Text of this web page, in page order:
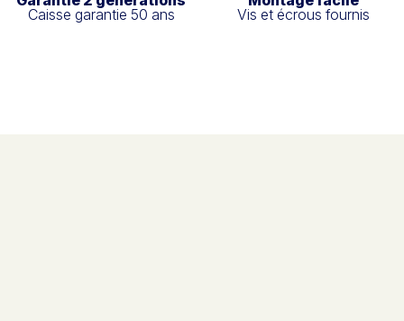
Caisse garantie 50 ans
Vis et écrous fournis